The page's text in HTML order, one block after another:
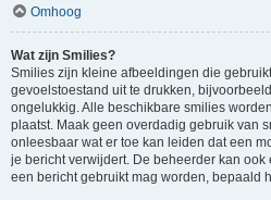
Omhoog
Wat zijn Smilies?
Smilies zijn kleine afbeeldingen die
gevoelstoestand uit te drukken,
ongelukkig. Alle beschikbare smilies
plaatst. Maak geen overdadig gebruik van
onleesbaar wat er toe kan leiden dat een
je bericht verwijdert. De beheerder kan
een bericht gebruikt mag worden, bepaald